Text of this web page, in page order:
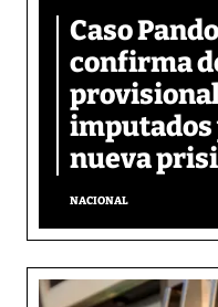
Caso
confirma
imputados
nueva
NACIONAL